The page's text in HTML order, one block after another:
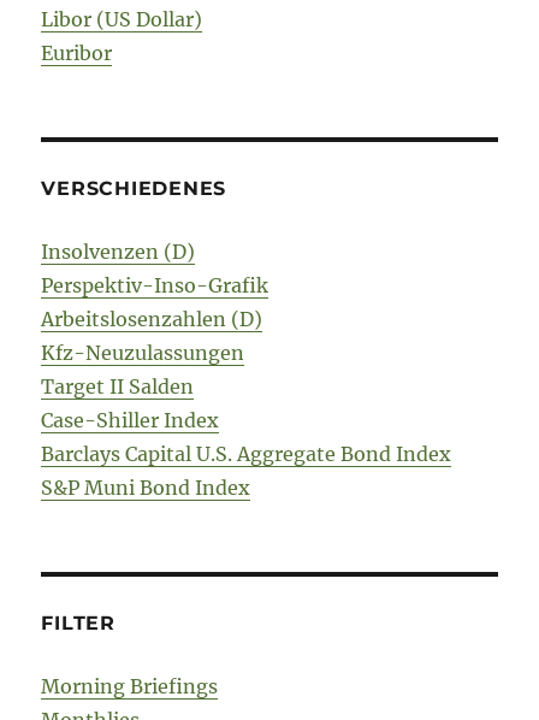
Libor (US Dollar)
Euribor
VERSCHIEDENES
Insolvenzen (D)
Perspektiv-Inso-Grafik
Arbeitslosenzahlen (D)
Kfz-Neuzulassungen
Target II Salden
Case-Shiller Index
Barclays Capital U.S. Aggregate Bond Index
S&P Muni Bond Index
FILTER
Morning Briefings